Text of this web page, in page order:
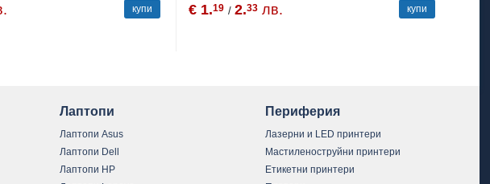
купи € 1.19 / 2.33 лв. купи
Лаптопи
Лаптопи Asus
Лаптопи Dell
Лаптопи HP
Периферия
Лазерни и LED принтери
Мастиленоструйни принтери
Етикетни принтери